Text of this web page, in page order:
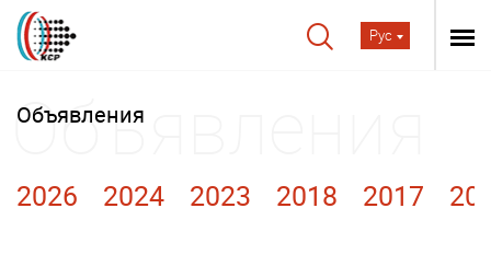
Рус
Объявления
2026 2024 2023 2018 2017